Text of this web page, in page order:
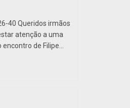
40 Queridos irmãos
atenção a uma
de Filipe…